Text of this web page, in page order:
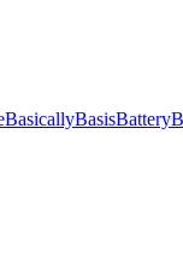
BasicallyBasisBattery